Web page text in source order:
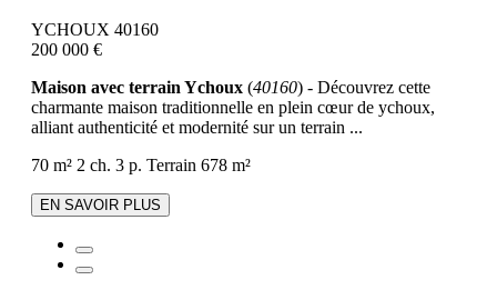
YCHOUX 40160
200 000 €
Maison avec terrain Ychoux (40160) - Découvrez cette
charmante maison traditionnelle en plein cœur de ychoux,
alliant authenticité et modernité sur un terrain ...
70 m² 2 ch. 3 p. Terrain 678 m²
EN SAVOIR PLUS